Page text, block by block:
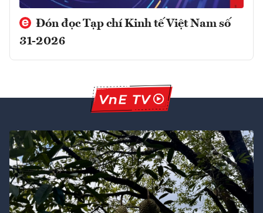
Đón đọc Tạp chí Kinh tế Việt Nam số
31-2026